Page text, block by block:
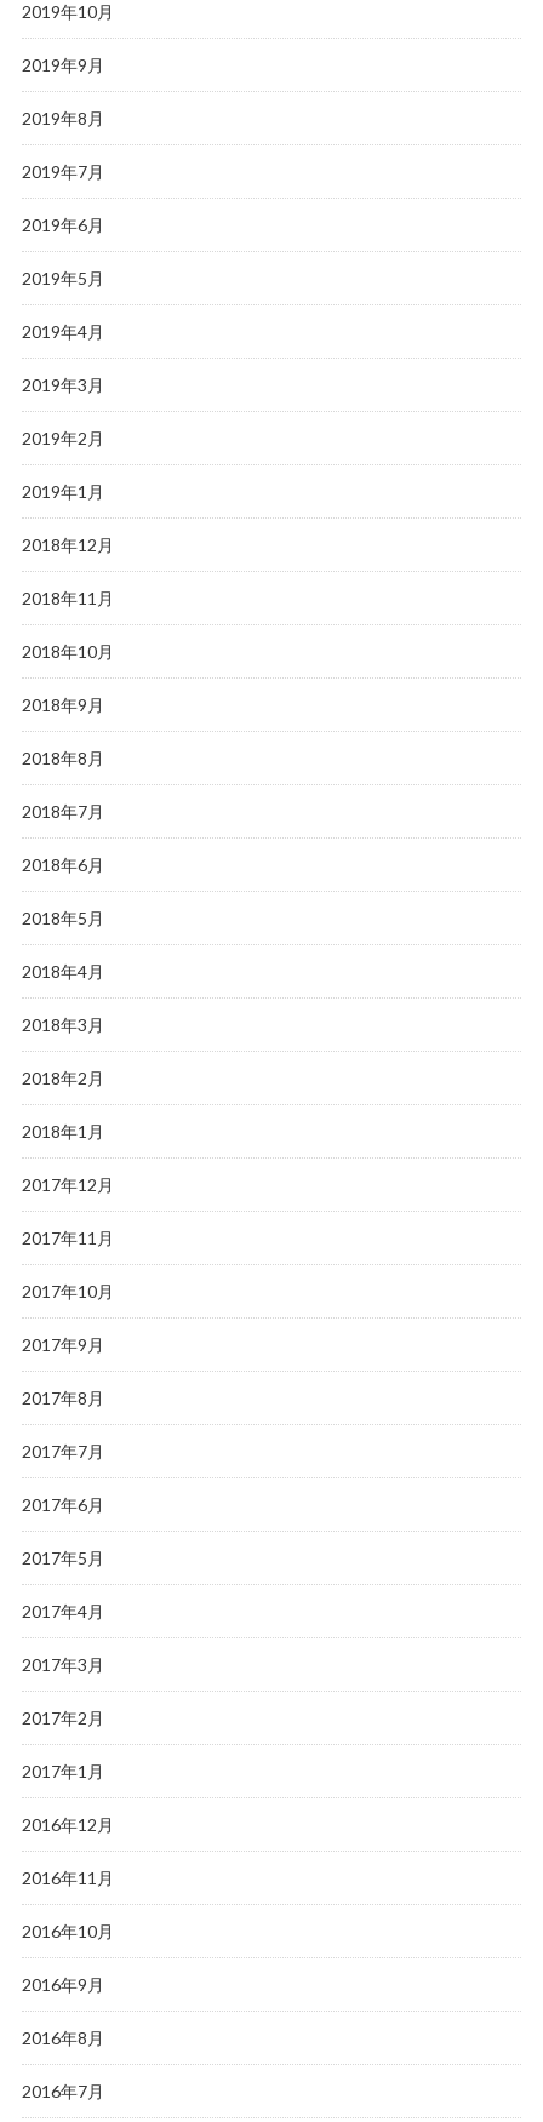
2019年10月
2019年9月
2019年8月
2019年7月
2019年6月
2019年5月
2019年4月
2019年3月
2019年2月
2019年1月
2018年12月
2018年11月
2018年10月
2018年9月
2018年8月
2018年7月
2018年6月
2018年5月
2018年4月
2018年3月
2018年2月
2018年1月
2017年12月
2017年11月
2017年10月
2017年9月
2017年8月
2017年7月
2017年6月
2017年5月
2017年4月
2017年3月
2017年2月
2017年1月
2016年12月
2016年11月
2016年10月
2016年9月
2016年8月
2016年7月